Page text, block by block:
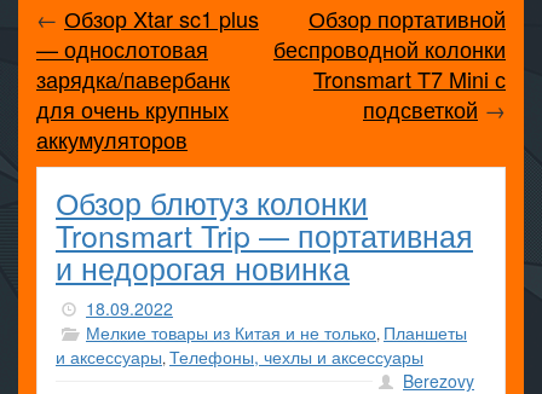
← Обзор Xtar sc1 plus
— однослотовая
зарядка/павербанк
для очень крупных
аккумуляторов
Обзор портативной
беспроводной колонки
Tronsmart T7 Mini с
подсветкой →
Обзор блютуз колонки
Tronsmart Trip — портативная
и недорогая новинка
18.09.2022
Мелкие товары из Китая и не только, Планшеты
и аксессуары, Телефоны, чехлы и аксессуары
Berezovy